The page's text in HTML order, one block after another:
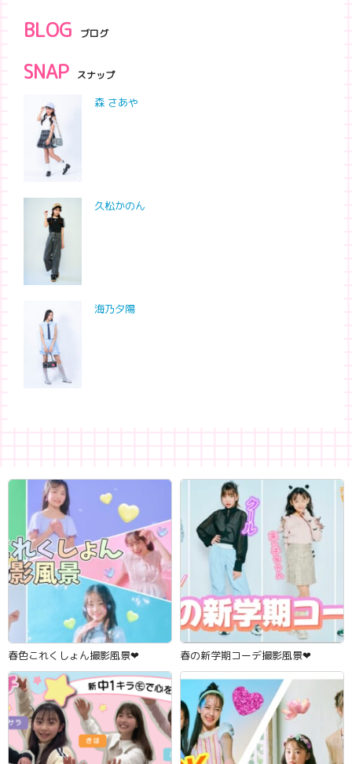
BLOG ブログ
SNAP スナップ
森 さあや
久松かのん
海乃夕陽
春色これくしょん撮影風景‪‪❤︎‬ 春の新学期コーデ撮影風景‪‪❤︎‬